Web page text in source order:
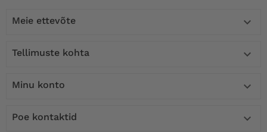
Meie ettevõte 
Tellimuste kohta 
Minu konto 
Poe kontaktid 